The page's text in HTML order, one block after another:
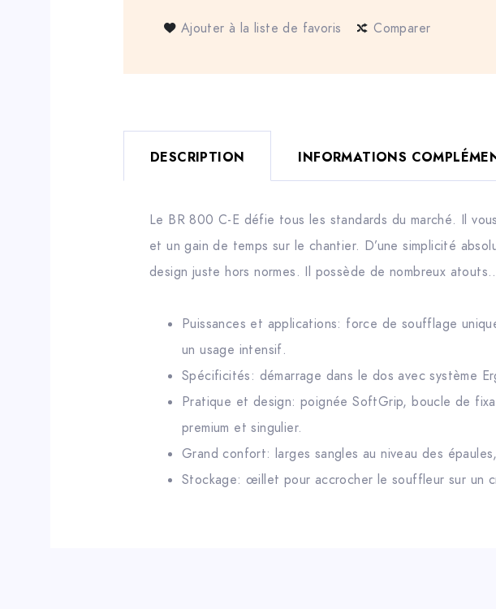
Ajouter à la liste de favoris Comparer
DESCRIPTION INFORMATIONS
Le BR 800 C-E défie tous les standards du marché. Il
et un gain de temps sur le chantier. D’une simplicité
design juste hors normes. Il possède de nombreux
Puissances et applications: force de soufflage
un usage intensif.
Spécificités: démarrage dans le dos avec système
Pratique et design: poignée SoftGrip, boucle de
premium et singulier.
Grand confort: larges sangles au niveau des
Stockage: œillet pour accrocher le souffleur sur un